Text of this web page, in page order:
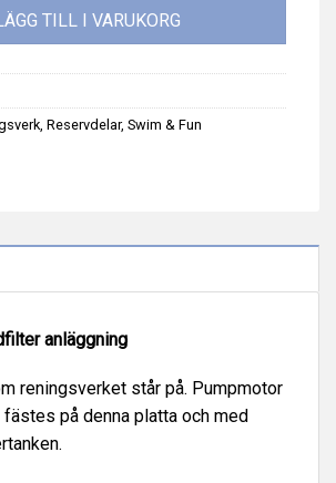
TILL I VARUKORG
, Reservdelar, Swim & Fun
anläggning
reningsverket står på. Pumpmotor
på denna platta och med